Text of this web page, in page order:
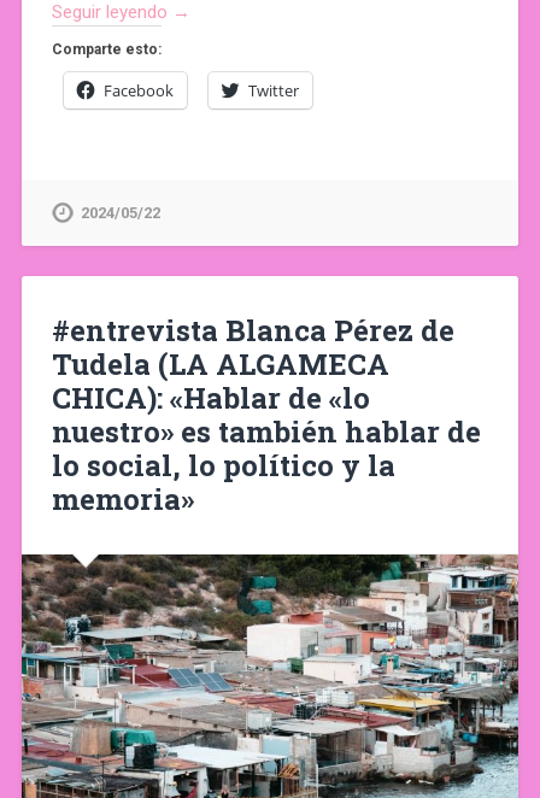
Seguir leyendo →
Comparte esto:
Facebook Twitter
2024/05/22
#entrevista Blanca Pérez de
Tudela (LA ALGAMECA
CHICA): «Hablar de «lo
nuestro» es también hablar de
lo social, lo político y la
memoria»